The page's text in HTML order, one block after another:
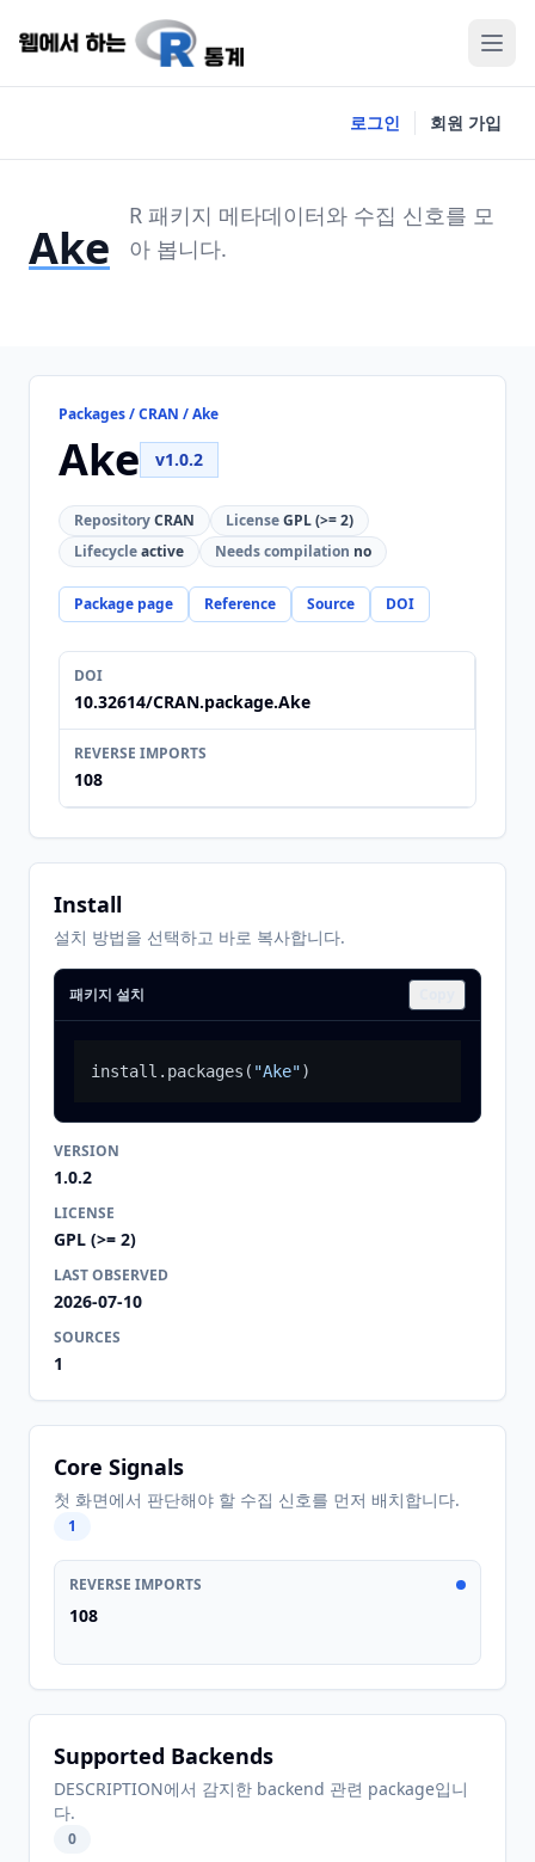
로그인 회원 가입
Ake
R 패키지 메타데이터와 수집 신호를 모
아 봅니다.
Packages / CRAN / Ake
Ake v1.0.2
RepositoryCRAN LicenseGPL (>= 2)
Lifecycleactive Needs compilation no
Package page Reference Source DOI
DOI
10.32614/CRAN.package.Ake
REVERSE IMPORTS
108
Install
설치 방법을 선택하고 바로 복사합니다.
패키지 설치
install.packages ( "Ake")
VERSION
1.0.2
LICENSE
GPL (>= 2)
LAST OBSERVED
2026-07-10
SOURCES
1
Core Signals
첫 화면에서 판단해야 할 수집 신호를 먼저 배치합니다.
1
REVERSE IMPORTS
108
Supported Backends
DESCRIPTION에서 감지한 backend 관련 package입니
다.
0